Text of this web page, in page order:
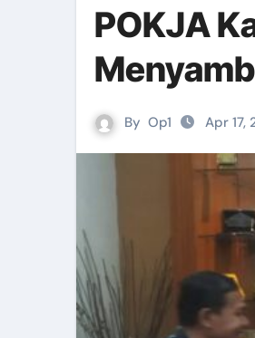
POKJA
By Op1 Apr 17,